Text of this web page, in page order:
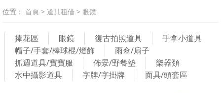
位置： 首頁 > 道具租借 > 眼鏡
捧花區 眼鏡 復古拍照道具
手拿小道具
帽子/手套/棒球棍/燈飾
雨傘/扇子
抓週道具/寶寶服
佈景/野餐墊
樂器類
水中攝影道具
字牌/字掛牌 面具/頭套區